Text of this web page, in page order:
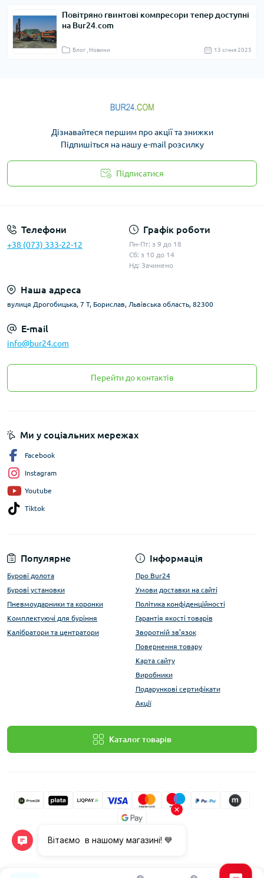
Повітряно гвинтові компресори тепер доступні
на Bur24.com
Блог , Новини 13 cічня 2025
Дізнавайтеся першим про акції та знижки
Підпишіться на нашу e-mail розсилку
Підписатися
Телефони
+38 (073) 333-22-12
Графік роботи
Пн-Пт: з 9 до 18
Сб: з 10 до 14
Нд: Зачинено
Наша адреса
вулиця Дрогобицька, 7 Т, Борислав, Львівська область, 82300
E-mail
info@bur24.com
Перейти до контактів
Популярне
Бурові долота
Бурові установки
Пневмоударники та коронки
Комплектуючі для буріння
Калібратори та центратори
Інформація
Про Bur24
Умови доставки на сайті
Політика конфіденційності
Гарантія якості товарів
Зворотній зв’язок
Повернення товару
Карта сайту
Виробники
Подарункові сертифікати
Акції
Каталог товарів
Ми у соціальних мережах
Facebook
Instagram
Youtube
Tiktok
Bur24 © 2026